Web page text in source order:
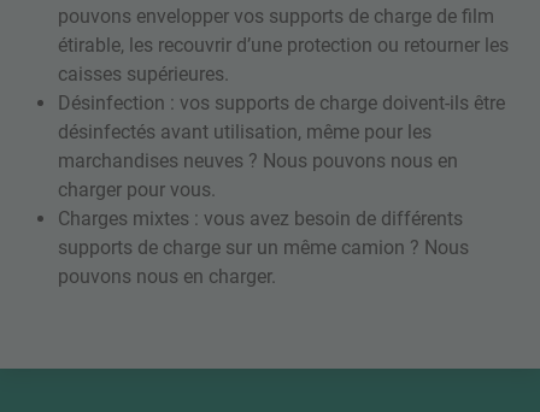
pouvons envelopper vos supports de charge de film
étirable, les recouvrir d’une protection ou retourner les
caisses supérieures.
Désinfection : vos supports de charge doivent-ils être
désinfectés avant utilisation, même pour les
marchandises neuves ? Nous pouvons nous en
charger pour vous.
Charges mixtes : vous avez besoin de différents
supports de charge sur un même camion ? Nous
pouvons nous en charger.